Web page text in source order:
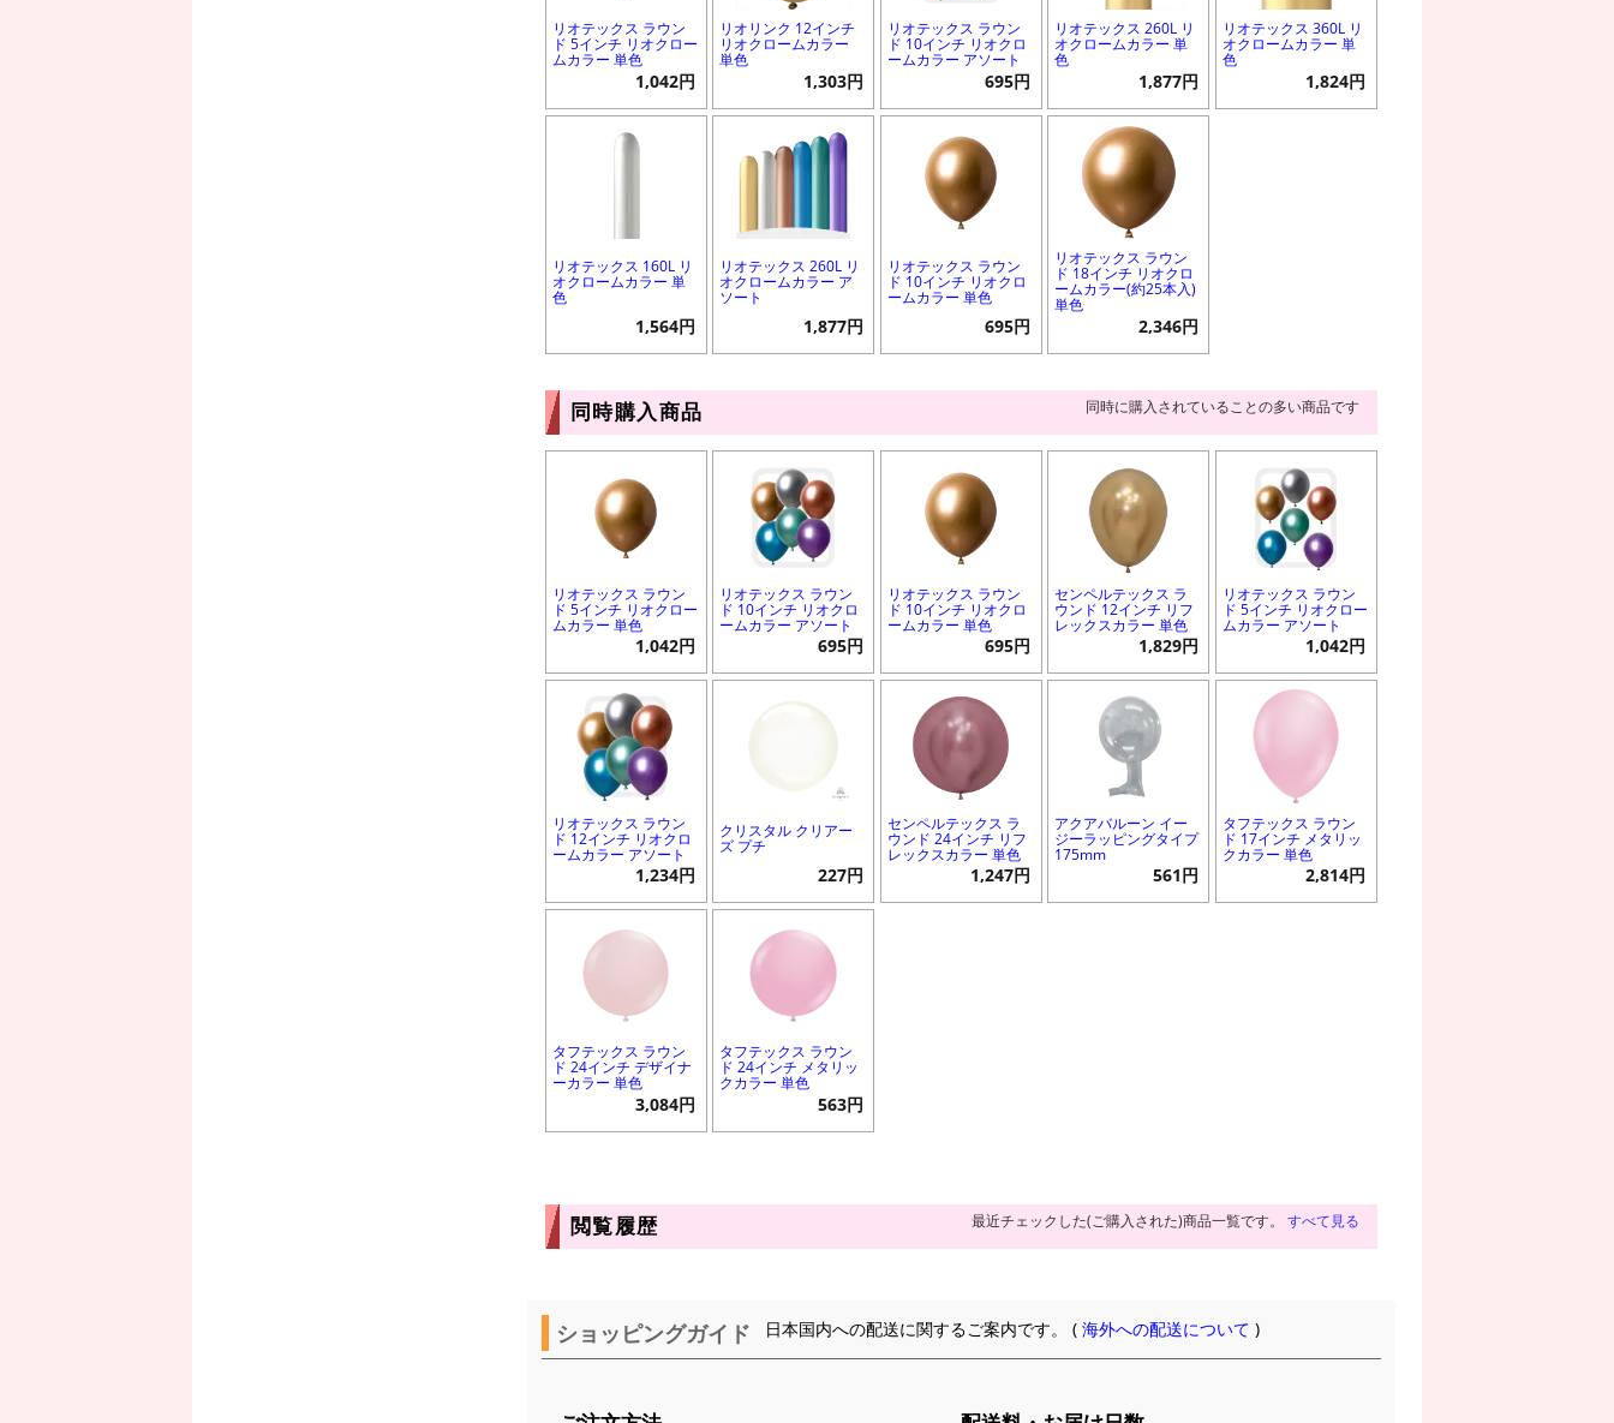
リオテックス ラウン
ド 5インチ リオクロー
ムカラー 単色
1,042円
リオリンク 12インチ
リオクロームカラー
単色
1,303円
リオテックス ラウン
ド 10インチ リオクロ
ームカラー アソート
695円
リオテックス 260L リ
オクロームカラー 単
色
1,877円
リオテックス 360L リ
オクロームカラー 単
色
1,824円
リオテックス 160L リ
オクロームカラー 単
色
1,564円
リオテックス 260L リ
オクロームカラー ア
ソート
1,877円
リオテックス ラウン
ド 10インチ リオクロ
ームカラー 単色
695円
リオテックス ラウン
ド 18インチ リオクロ
ームカラー(約25本入)
単色
2,346円
同時購入商品 同時に購入されていることの多い商品です
リオテックス ラウン
ド 5インチ リオクロー
ムカラー 単色
1,042円
リオテックス ラウン
ド 10インチ リオクロ
ームカラー アソート
695円
リオテックス ラウン
ド 10インチ リオクロ
ームカラー 単色
695円
センペルテックス ラ
ウンド 12インチ リフ
レックスカラー 単色
1,829円
リオテックス ラウン
ド 5インチ リオクロー
ムカラー アソート
1,042円
リオテックス ラウン
ド 12インチ リオクロ
ームカラー アソート
1,234円
クリスタル クリアー
ズ プチ
227円
センペルテックス ラ
ウンド 24インチ リフ
レックスカラー 単色
1,247円
アクアバルーン イー
ジーラッピングタイプ
175mm
561円
タフテックス ラウン
ド 17インチ メタリッ
クカラー 単色
2,814円
タフテックス ラウン
ド 24インチ デザイナ
ーカラー 単色
3,084円
タフテックス ラウン
ド 24インチ メタリッ
クカラー 単色
563円
閲覧履歴 最近チェックした(ご購入された)商品一覧です。 すべて見る
ショッピングガイド 日本国内への配送に関するご案内です。 (海外への配送について )